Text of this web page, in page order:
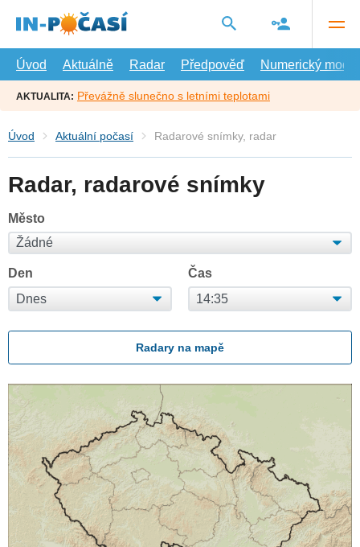
hlavní
Úvod
Aktuálně Radar Předpověď Numerický model
AKTUALITA: Převážně slunečno s letními teplotami
Úvod Aktuální počasí Radarové snímky, radar
Radar, radarové snímky
Město
Den Čas
Radary na mapě